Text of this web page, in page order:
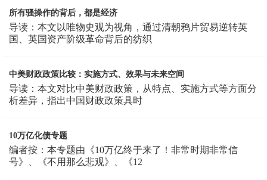
所有骚操作的背后，都是经济
导读：本文以唯物史观为视角，通过清朝鸦片贸易逆转英
国、英国资产阶级革命背后的纺织
中美财政政策比较：实施方式、效果与未来空间
导读：本文对比中美财政政策，从特点、实施方式等方面分
析差异，指出中国财政政策具时
10万亿化债专题
编者按：本专题由《10万亿终于来了！非常时期非常信
号》、《不用那么悲观》、《12